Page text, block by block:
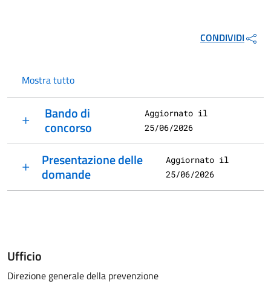
CONDIVIDI
Mostra tutto
Bando di
concorso
Aggiornato il
25/06/2026
Presentazione delle
domande
Aggiornato il
25/06/2026
Ufficio
Direzione generale della prevenzione